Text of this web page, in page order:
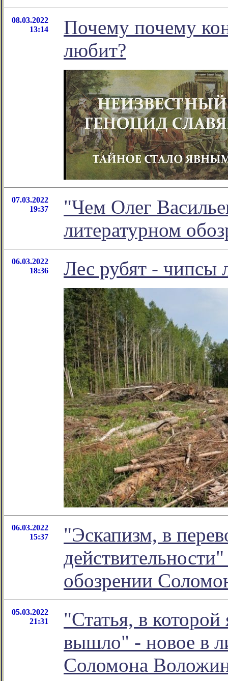
08.03.2022
13:14
Почему почему
любит?
07.03.2022
19:37
"Чем Олег
литературном
06.03.2022
18:36
Лес рубят - чипсы
06.03.2022
15:37
"Эскапизм, в
обозрении
05.03.2022
21:31
"Статья, в
вышло" - новое в
Соломона